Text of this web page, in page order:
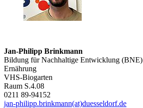
Jan-Philipp Brinkmann
Bildung für Nachhaltige Entwicklung (BNE)
Ernährung
VHS-Biogarten
Raum S.4.08
0211 89-94152
jan-philipp.brinkmann(at)duesseldorf.de